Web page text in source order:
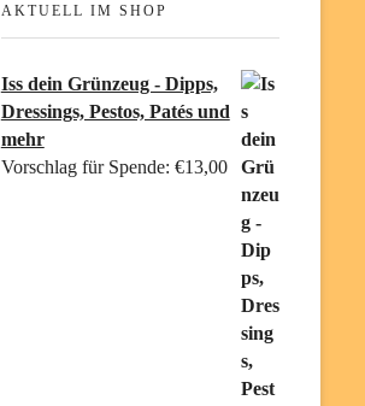
AKTUELL IM SHOP
Iss dein Grünzeug - Dipps,
Dressings, Pestos, Patés und
mehr
Vorschlag für Spende: €13,00